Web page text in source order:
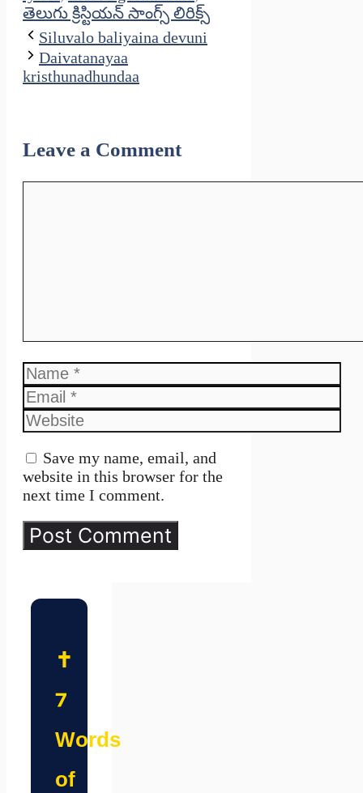
తెలుగు క్రిస్టియన్ సాంగ్స్ లిరిక్స్
Siluvalo baliyaina devuni
Daivatanayaa
kristhunadhundaa
Leave a Comment
Name
Email
Website
Save my name, email, and
website in this browser for the
next time I comment.
✝️
7
Words
of